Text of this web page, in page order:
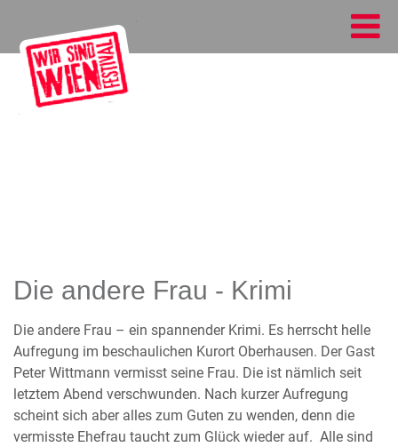
Die andere Frau - Krimi
Die andere Frau – ein spannender Krimi. Es herrscht helle
Aufregung im beschaulichen Kurort Oberhausen. Der Gast
Peter Wittmann vermisst seine Frau. Die ist nämlich seit
letztem Abend verschwunden. Nach kurzer Aufregung
scheint sich aber alles zum Guten zu wenden, denn die
vermisste Ehefrau taucht zum Glück wieder auf. Alle sind